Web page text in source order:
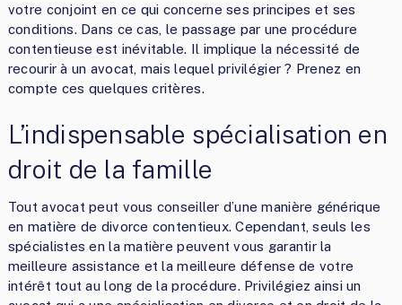
votre conjoint en ce qui concerne ses principes et ses
conditions. Dans ce cas, le passage par une procédure
contentieuse est inévitable. Il implique la nécessité de
recourir à un avocat, mais lequel privilégier ? Prenez en
compte ces quelques critères.
L’indispensable spécialisation en
droit de la famille
Tout avocat peut vous conseiller d’une manière générique
en matière de divorce contentieux. Cependant, seuls les
spécialistes en la matière peuvent vous garantir la
meilleure assistance et la meilleure défense de votre
intérêt tout au long de la procédure. Privilégiez ainsi un